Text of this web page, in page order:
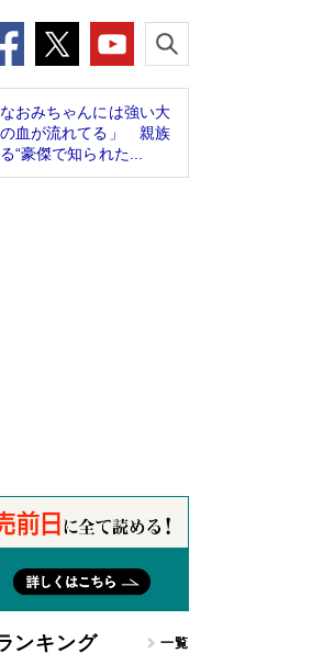
なおみちゃんには強い大
血が流れてる」 親族
“豪傑で知られた...
ンキング 一覧